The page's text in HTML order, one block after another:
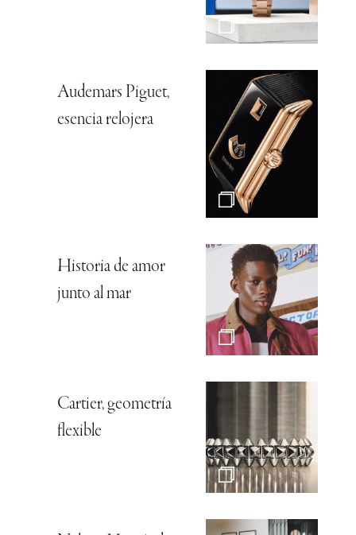
Audemars Piguet,
esencia relojera
Historia de amor
junto al mar
Cartier, geometría
flexible